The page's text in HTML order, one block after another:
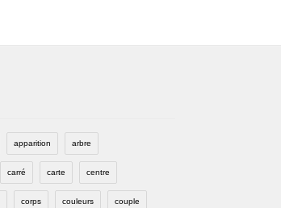
apparition arbre
carré carte centre
corps couleurs couple